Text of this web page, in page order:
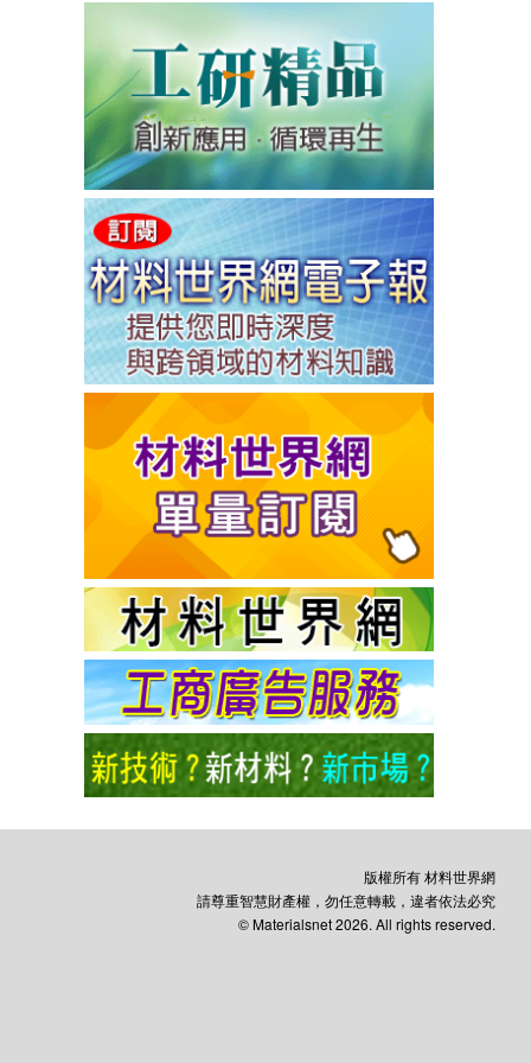
版權所有 材料世界網
請尊重智慧財產權，勿任意轉載，違者依法必究
© Materialsnet 2026. All rights reserved.